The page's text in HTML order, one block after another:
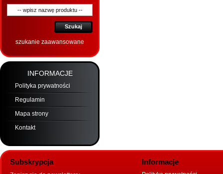
Szukaj
szukanie zaawansowane
INFORMACJE
Polityka prywatności
Regulamin
Mapa strony
Kontakt
Informacje
Subskrypcja